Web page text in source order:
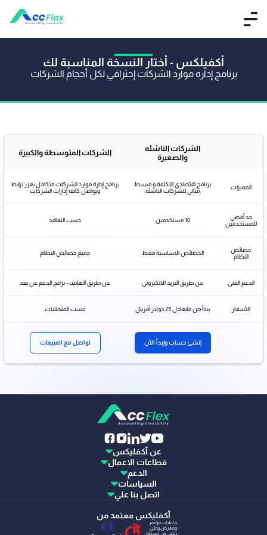
أكفيلكس - أختار النسخة المناسبة لك
برنامج إداره موارد الشركات إحترافي لكل أحجام الشركات
الشركات الناشئه
والصغيرة
الشركات المتوسطة والكبيرة
المميزات
برنامج اقتصادي التكلفة و مبسط
,مثالي للشركات الناشئة.
برنامج إدارة موارد الشركات متكامل يعزز ترابط
وتواصل كافة إدارات الشركات
حد أقصي
للمستخدمين
10 مستخدمين حسب التعاقد
خصائص
النظام
الخصائص الاساسية فقط جميع خصائص النظام
الدعم الفنى عن طريق البريد الالكتروني عن طريق الهاتف - برامج الدعم عن بعد
الأسعار يبدأ من مايعادل 29 دولار أمريكي حسب المتطلبات
إنشئ حساب وإبدأ الأن تواصل مع المبيعات
عن آكفليكس
قطاعات الاعمال
الدعم
السياسات
اتصل بنا علي
آكفليكس معتمد من
فاعليات مؤتمر
ومعرض وطن
رقمي في نسخته